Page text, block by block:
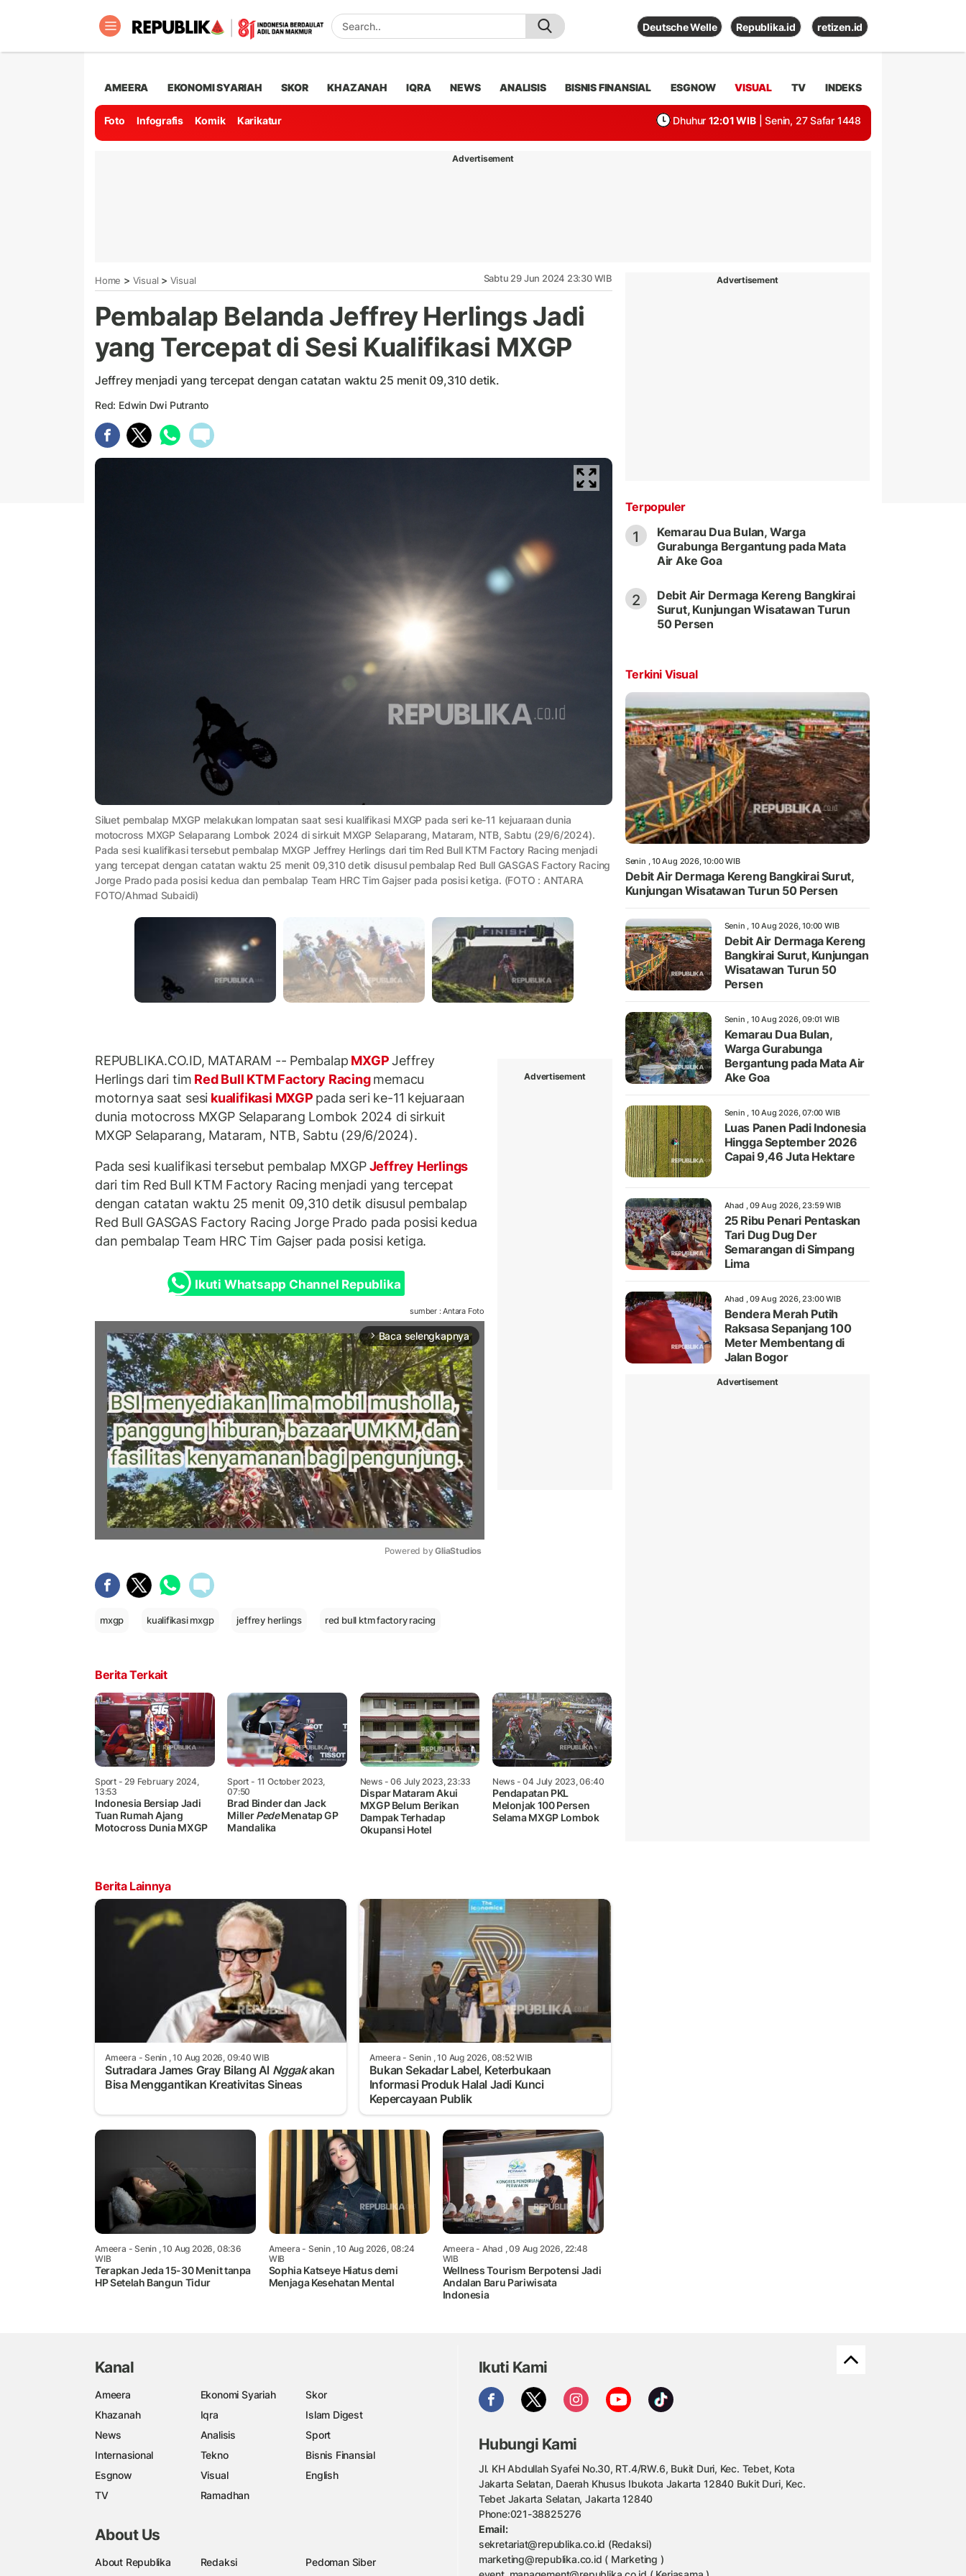
Deutsche Welle Republika.id retizen.id
AMEERA EKONOMI SYARIAH SKOR KHAZANAH IQRA NEWS ANALISIS BISNIS FINANSIAL ESGNOW VISUAL TV INDEKS
Foto Infografis Komik Karikatur Dhuhur 12:01 WIB | Senin, 27 Safar 1448
Advertisement
Home > Visual > Visual Sabtu 29 Jun 2024 23:30 WIB
Pembalap Belanda Jeffrey Herlings Jadi
yang Tercepat di Sesi Kualifikasi MXGP
Jeffrey menjadi yang tercepat dengan catatan waktu 25 menit 09,310 detik.
Red: Edwin Dwi Putranto
Siluet pembalap MXGP melakukan lompatan saat sesi kualifikasi MXGP pada seri ke-11 kejuaraan dunia
motocross MXGP Selaparang Lombok 2024 di sirkuit MXGP Selaparang, Mataram, NTB, Sabtu (29/6/2024).
Pada sesi kualifikasi tersebut pembalap MXGP Jeffrey Herlings dari tim Red Bull KTM Factory Racing menjadi
yang tercepat dengan catatan waktu 25 menit 09,310 detik disusul pembalap Red Bull GASGAS Factory Racing
Jorge Prado pada posisi kedua dan pembalap Team HRC Tim Gajser pada posisi ketiga. (FOTO : ANTARA
FOTO/Ahmad Subaidi)
REPUBLIKA.CO.ID, MATARAM -- Pembalap MXGPJeffrey
Herlings dari tim Red Bull KTM Factory Racingmemacu
motornya saat sesi kualifikasi MXGP pada seri ke-11 kejuaraan
dunia motocross MXGP Selaparang Lombok 2024 di sirkuit
MXGP Selaparang, Mataram, NTB, Sabtu (29/6/2024).
Pada sesi kualifikasi tersebut pembalap MXGPJeffrey Herlings
dari tim Red Bull KTM Factory Racing menjadi yang tercepat
dengan catatan waktu 25 menit 09,310 detik disusul pembalap
Red Bull GASGAS Factory Racing Jorge Prado pada posisi kedua
dan pembalap Team HRC Tim Gajser pada posisi ketiga.
Ikuti Whatsapp Channel Republika
sumber : Antara Foto
arrow_forward_ios Baca selengkapnya
Powered by GliaStudios
Advertisement
mxgp kualifikasi mxgp jeffrey herlings red bull ktm factory racing
Berita Terkait
Sport- 29 February 2024,
13:53
Indonesia Bersiap Jadi
Tuan Rumah Ajang
Motocross Dunia MXGP
Sport - 11 October 2023,
07:50
Brad Binder dan Jack
MillerPedeMenatap GP
Mandalika
News- 06 July 2023, 23:33
Dispar Mataram Akui
MXGP Belum Berikan
Dampak Terhadap
Okupansi Hotel
News - 04 July 2023, 06:40
Pendapatan PKL
Melonjak 100 Persen
Selama MXGP Lombok
Berita Lainnya
Ameera - Senin , 10 Aug 2026, 09:40 WIB
Sutradara James Gray Bilang Al Nggakakan
Bisa Menggantikan Kreativitas Sineas
Ameera - Senin , 10 Aug 2026, 08:52 WIB
Bukan Sekadar Label, Keterbukaan
Informasi Produk Halal Jadi Kunci
Kepercayaan Publik
Ameera - Senin , 10 Aug 2026, 08:36
WIB
Terapkan Jeda 15-30 Menit tanpa
HP Setelah Bangun Tidur
Ameera - Senin , 10 Aug 2026, 08:24
WIB
Sophia Katseye Hiatus demi
Menjaga Kesehatan Mental
Ameera - Ahad , 09 Aug 2026, 22:48
WIB
Wellness Tourism Berpotensi Jadi
Andalan Baru Pariwisata
Indonesia
Advertisement
Terpopuler
1
Kemarau Dua Bulan, Warga
Gurabunga Bergantung pada Mata
Air Ake Goa
2
Debit Air Dermaga Kereng Bangkirai
Surut, Kunjungan Wisatawan Turun
50 Persen
Terkini Visual
Senin , 10 Aug 2026, 10:00 WIB
Debit Air Dermaga Kereng Bangkirai Surut,
Kunjungan Wisatawan Turun 50 Persen
Senin , 10 Aug 2026, 10:00 WIB
Debit Air Dermaga Kereng
Bangkirai Surut, Kunjungan
Wisatawan Turun 50
Persen
Senin , 10 Aug 2026, 09:01 WIB
Kemarau Dua Bulan,
Warga Gurabunga
Bergantung pada Mata Air
Ake Goa
Senin , 10 Aug 2026, 07:00 WIB
Luas Panen Padi Indonesia
Hingga September 2026
Capai 9,46 Juta Hektare
Ahad , 09 Aug 2026, 23:59 WIB
25 Ribu Penari Pentaskan
Tari Dug Dug Der
Semarangan di Simpang
Lima
Ahad , 09 Aug 2026, 23:00 WIB
Bendera Merah Putih
Raksasa Sepanjang 100
Meter Membentang di
Jalan Bogor
Advertisement
Kanal
Ameera Ekonomi Syariah
Skor
Khazanah
Iqra
Islam Digest
News
Analisis
Sport
Internasional
Tekno
Bisnis Finansial
Esgnow
Visual
English
TV
Ramadhan
About Us
About Republika Redaksi
Pedoman Siber
Ikuti Kami
Hubungi Kami
Jl. KH Abdullah Syafei No.30, RT.4/RW.6, Bukit Duri, Kec. Tebet, Kota
Jakarta Selatan, Daerah Khusus Ibukota Jakarta 12840 Bukit Duri, Kec.
Tebet Jakarta Selatan, Jakarta 12840
Phone:021-38825276
Email:
sekretariat@republika.co.id (Redaksi)
marketing@republika.co.id ( Marketing )